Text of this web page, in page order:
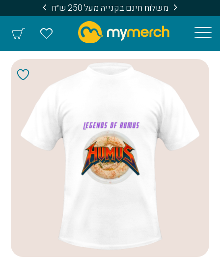
משלוח חינם בקנייה מעל 250 ש״ח